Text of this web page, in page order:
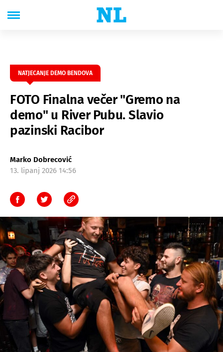
NATJECANJE DEMO BENDOVA
FOTO Finalna večer "Gremo na
demo" u River Pubu. Slavio
pazinski Racibor
Marko Dobrecović
13. lipanj 2026 14:56